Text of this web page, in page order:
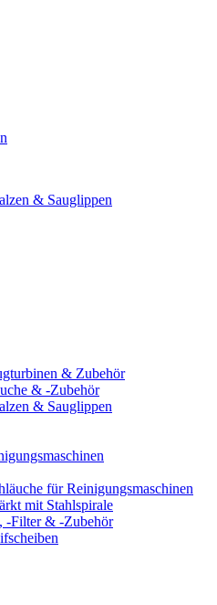
& Sauglippen
& Zubehör
& -Zubehör
& Sauglippen
für Reinigungsmaschinen
mit Stahlspirale
-Filter & -Zubehör